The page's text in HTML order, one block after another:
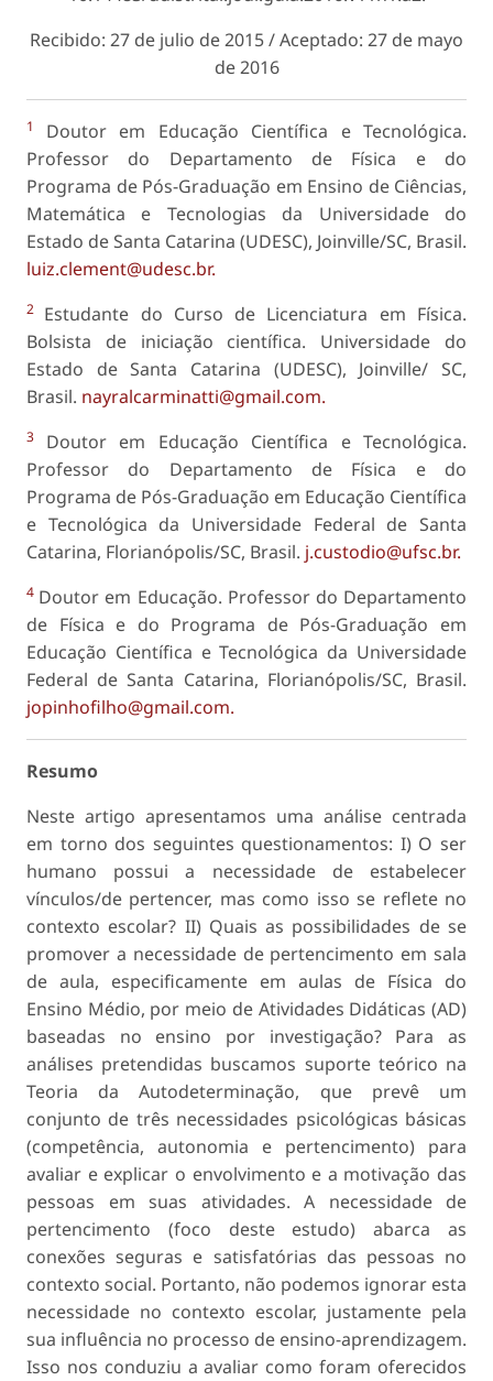
Recibido: 27 de julio de 2015 / Aceptado: 27 de mayo
de 2016
1
Doutor em Educação Científica e Tecnológica.
Professor do Departamento de Física e do
Programa de Pós-Graduação em Ensino de Ciências,
Matemática e Tecnologias da Universidade do
Estado de Santa Catarina (UDESC), Joinville/SC, Brasil.
luiz.clement@udesc.br.
2 Estudante do Curso de Licenciatura em Física.
Bolsista de iniciação científica. Universidade do
Estado de Santa Catarina (UDESC), Joinville/ SC,
Brasil. nayralcarminatti@gmail.com.
3
Doutor em Educação Científica e Tecnológica.
Professor do Departamento de Física e do
Programa de Pós-Graduação em Educação Científica
e Tecnológica da Universidade Federal de Santa
Catarina, Florianópolis/SC, Brasil. j.custodio@ufsc.br.
4 Doutor em Educação. Professor do Departamento
de Física e do Programa de Pós-Graduação em
Educação Científica e Tecnológica da Universidade
Federal de Santa Catarina, Florianópolis/SC, Brasil.
jopinhofilho@gmail.com.
Resumo
Neste artigo apresentamos uma análise centrada
em torno dos seguintes questionamentos: I) O ser
humano possui a necessidade de estabelecer
vínculos/de pertencer, mas como isso se reflete no
contexto escolar? II) Quais as possibilidades de se
promover a necessidade de pertencimento em sala
de aula, especificamente em aulas de Física do
Ensino Médio, por meio de Atividades Didáticas (AD)
baseadas no ensino por investigação? Para as
análises pretendidas buscamos suporte teórico na
Teoria da Autodeterminação, que prevê um
conjunto de três necessidades psicológicas básicas
(competência, autonomia e pertencimento) para
avaliar e explicar o envolvimento e a motivação das
pessoas em suas atividades. A necessidade de
pertencimento (foco deste estudo) abarca as
conexões seguras e satisfatórias das pessoas no
contexto social. Portanto, não podemos ignorar esta
necessidade no contexto escolar, justamente pela
sua influência no processo de ensino-aprendizagem.
Isso nos conduziu a avaliar como foram oferecidos